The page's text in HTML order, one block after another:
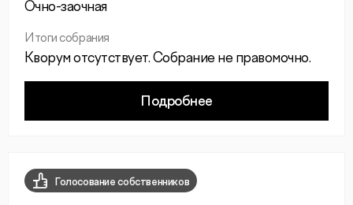
Очно-заочная
Итоги собрания
Кворум отсутствует. Собрание не правомочно.
Подробнее
Голосование собственников